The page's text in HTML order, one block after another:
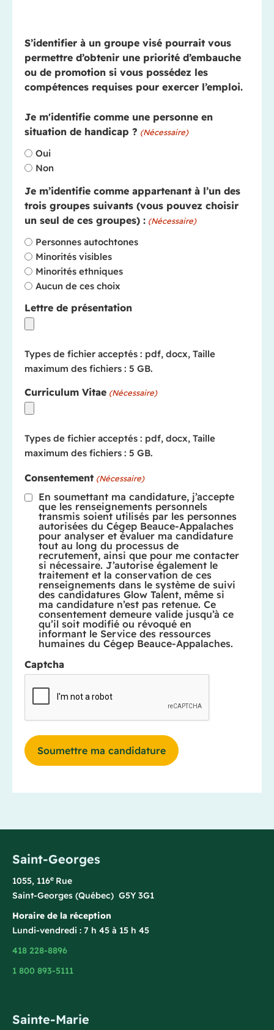
S’identifier à un groupe visé pourrait vous
permettre d’obtenir une priorité d’embauche
ou de promotion si vous possédez les
compétences requises pour exercer l’emploi.
Je m'identifie comme une personne en
situation de handicap ? (Nécessaire)
Oui
Non
Je m’identifie comme appartenant à l’un des
trois groupes suivants (vous pouvez choisir
un seul de ces groupes) : (Nécessaire)
Personnes autochtones
Minorités visibles
Minorités ethniques
Aucun de ces choix
Lettre de présentation
Types de fichier acceptés : pdf, docx, Taille
maximum des fichiers : 5 GB.
Curriculum Vitae (Nécessaire)
Types de fichier acceptés : pdf, docx, Taille
maximum des fichiers : 5 GB.
Consentement (Nécessaire)
En soumettant ma candidature, j’accepte
que les renseignements personnels
transmis soient utilisés par les personnes
autorisées du Cégep Beauce-Appalaches
pour analyser et évaluer ma candidature
tout au long du processus de
recrutement, ainsi que pour me contacter
si nécessaire. J’autorise également le
traitement et la conservation de ces
renseignements dans le système de suivi
des candidatures Glow Talent, même si
ma candidature n’est pas retenue. Ce
consentement demeure valide jusqu’à ce
qu’il soit modifié ou révoqué en
informant le Service des ressources
humaines du Cégep Beauce-Appalaches.
Captcha
Saint-Georges
1055, 116e Rue
Saint-Georges (Québec) G5Y 3G1
Horaire de la réception
Lundi-vendredi : 7 h 45 à 15 h 45
418 228-8896
1 800 893-5111
Sainte-Marie